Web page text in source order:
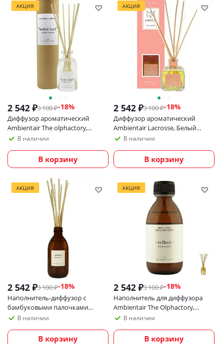
АКЦИЯ
2 542 ₽3 100₽-18%
Диффузор ароматический
Ambientair The olphactory,
capsule №1, groom cologne, 100
В наличии
В корзину
АКЦИЯ
2 542 ₽3 100₽-18%
Диффузор ароматический
Ambientair Lacrosse, Белый
жасмин, 100 мл
В наличии
В корзину
АКЦИЯ
2 542 ₽3 100₽-18%
Наполнитель-диффузор с
бамбуковыми палочками
Ambientair The Olphactory,
В наличии
В корзину
АКЦИЯ
2 542 ₽3 100₽-18%
Наполнитель для диффузора
Ambientair The Olphactory,
Reflect, Frankinsense, 250 мл
В наличии
В корзину